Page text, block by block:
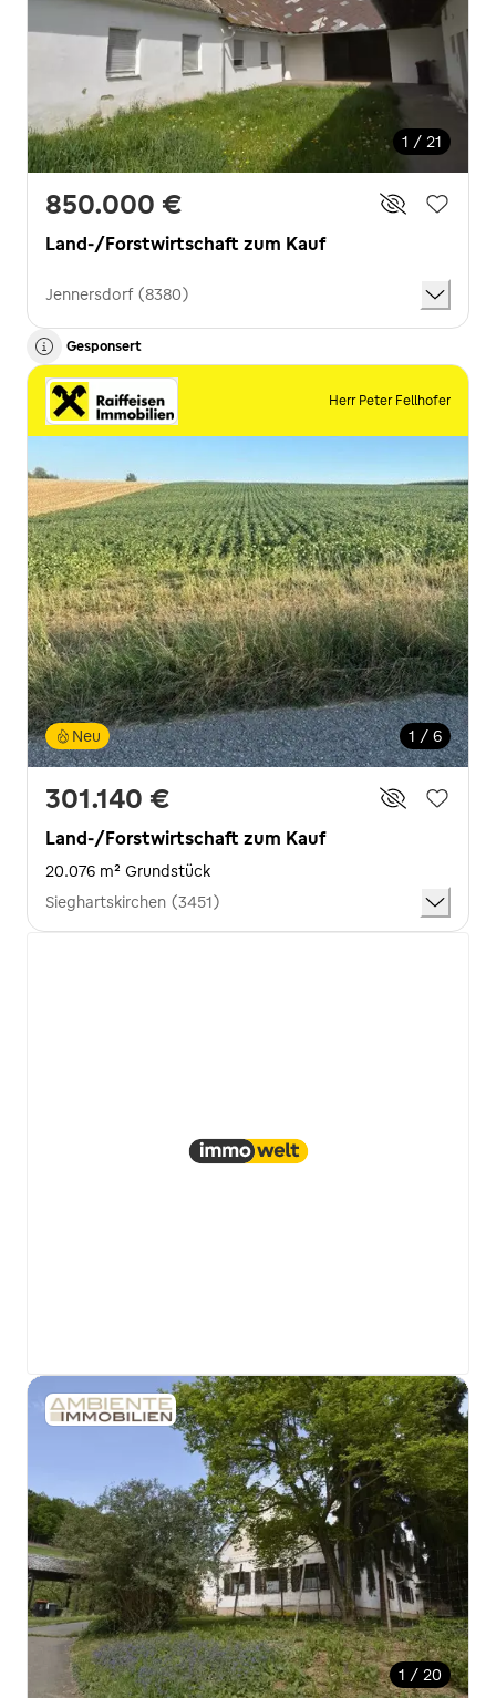
1 / 21
850.000 €
Land-/Forstwirtschaft zum Kauf
Jennersdorf (8380)
Gesponsert
Herr Peter Fellhofer
1 / 6
Neu
301.140 €
Land-/Forstwirtschaft zum Kauf
20.076 m² Grundstück
Sieghartskirchen (3451)
1 / 20